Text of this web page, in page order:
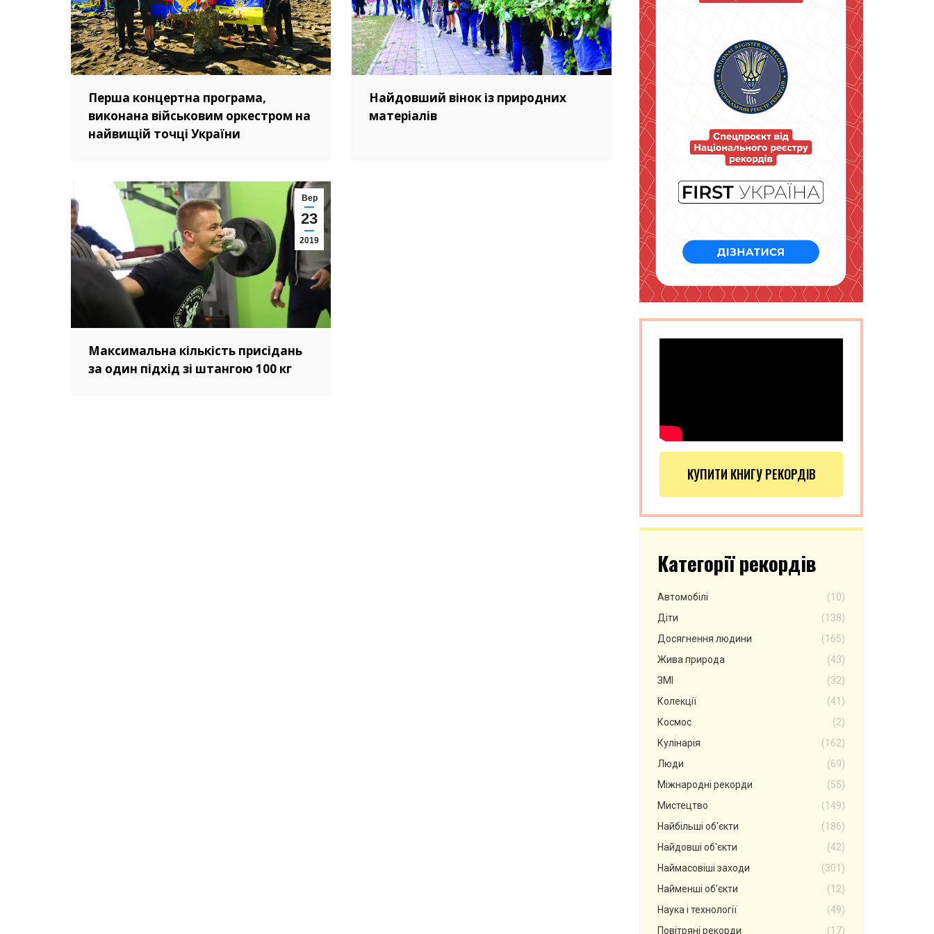
Перша концертна програма,
виконана військовим оркестром на
найвищій точці України
Найдовший вінок із природних
матеріалів
Вер
23
2019
Максимальна кількість присідань
за один підхід зі штангою 100 кг
КУПИТИ КНИГУ РЕКОРДІВ
Категорії рекордів
Автомобілі
(10)
Діти
(138)
Досягнення людини
(165)
Жива природа
(43)
ЗМІ
(32)
Колекції
(41)
Космос
(2)
Кулінарія
(162)
Люди
(69)
Міжнародні рекорди
(55)
Мистецтво
(149)
Найбільші об'єкти
(186)
Найдовші об'єкти
(42)
Наймасовіші заходи
(301)
Найменші об'єкти
(12)
Наука і технології
(49)
Повітряні рекорди
(17)